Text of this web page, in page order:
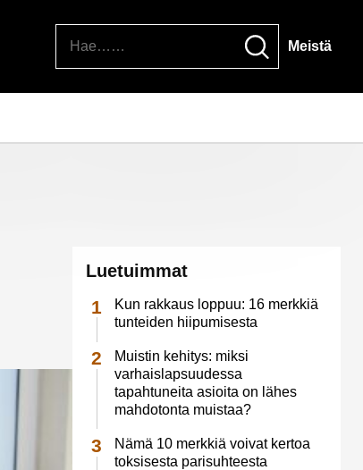
Meistä
Luetuimmat
Kun rakkaus loppuu: 16 merkkiä
tunteiden hiipumisesta
Muistin kehitys: miksi
varhaislapsuudessa
tapahtuneita asioita on lähes
mahdotonta muistaa?
Nämä 10 merkkiä voivat kertoa
toksisesta parisuhteesta